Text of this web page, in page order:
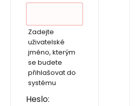
Zadejte
uživatelské
jméno, kterým
se budete
přihlašovat do
systému
Heslo: